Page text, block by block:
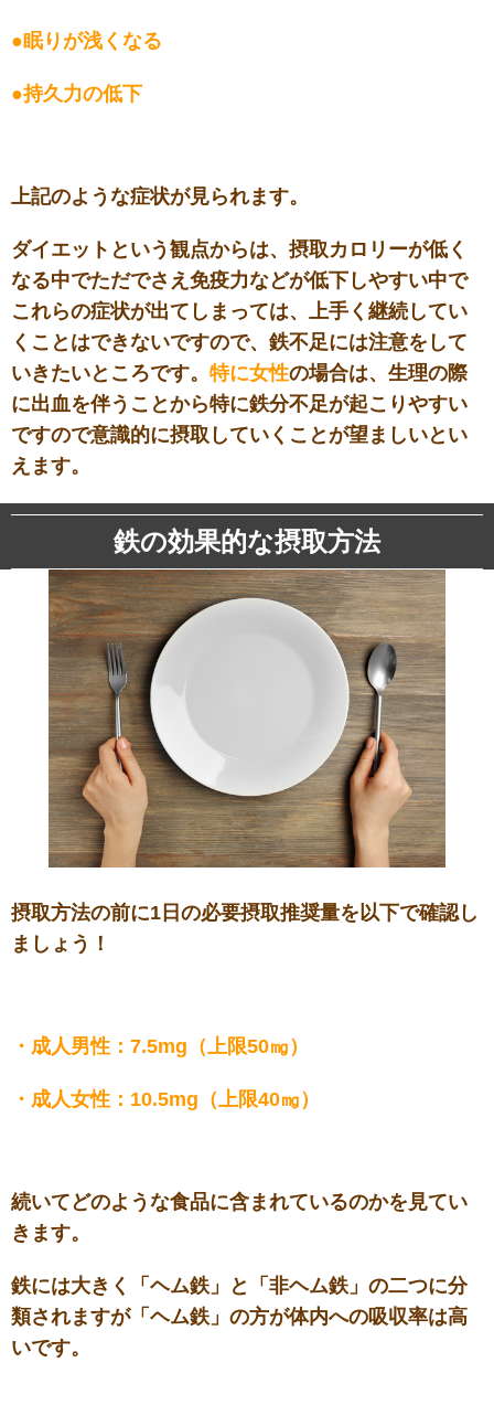
●眠りが浅くなる
●持久力の低下
上記のような症状が見られます。
ダイエットという観点からは、摂取カロリーが低く
なる中でただでさえ免疫力などが低下しやすい中で
これらの症状が出てしまっては、上手く継続してい
くことはできないですので、鉄不足には注意をして
いきたいところです。 特に女性の場合は、生理の際
に出血を伴うことから特に鉄分不足が起こりやすい
ですので意識的に摂取していくことが望ましいとい
えます。
鉄の効果的な摂取方法
摂取方法の前に1日の必要摂取推奨量を以下で確認し
ましょう！
・ 成人男性：7.5mg（上限50㎎）
・成人女性：10.5mg（上限40㎎）
続いてどのような食品に含まれているのかを見てい
きます。
鉄には大きく「ヘム鉄」と「非ヘム鉄」の二つに分
類されますが「ヘム鉄」の方が体内への吸収率は高
いです。